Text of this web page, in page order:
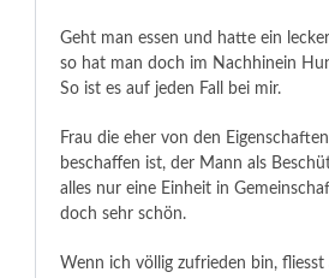
Geht man essen und hatte ein
so hat man doch im Nachhinein
So ist es auf jeden Fall bei mir.
Frau die eher von den
beschaffen ist, der Mann als
alles nur eine Einheit in
doch sehr schön.
Wenn ich völlig zufrieden bin, fliesst